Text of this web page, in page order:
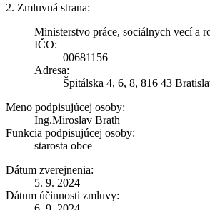
2. Zmluvná strana:
Ministerstvo práce, sociálnych vecí a
IČO:
00681156
Adresa:
Špitálska 4, 6, 8, 816 43
Meno podpisujúcej osoby:
Ing.Miroslav Brath
Funkcia podpisujúcej osoby:
starosta obce
Dátum zverejnenia:
5. 9. 2024
Dátum účinnosti zmluvy: